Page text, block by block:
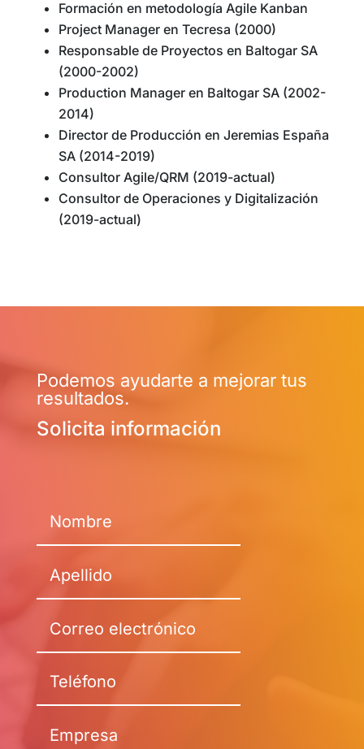
Formación en metodología Agile Kanban
Project Manager en Tecresa (2000)
Responsable de Proyectos en Baltogar SA
(2000-2002)
Production Manager en Baltogar SA (2002-
2014)
Director de Producción en Jeremias España
SA (2014-2019)
Consultor Agile/QRM (2019-actual)
Consultor de Operaciones y Digitalización
(2019-actual)
Podemos ayudarte a mejorar tus
resultados.
Solicita información